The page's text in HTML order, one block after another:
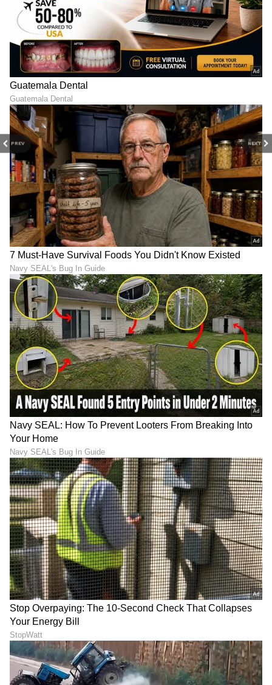
PREV NEXT
ABOUT THE AUTHOR
CA Contributor Asianet
ರೋಹಿತ್ ಶರ್ಮಾ ಶುಭಮನ್ ಗಿಲ್ ವಿರಾಟ್ ಕೊಹ್ಲಿ ಕ್ರಿಕೆಟ್ ಭಾರತ
ಕ್ರಿಕೆಟ್ ಮತ್ತು ಕ್ರೀಡಾ ಜಗತ್ತಿನ (Sports News in
Kannada) ಕ್ಷಣಕ್ಷಣದ ಕನ್ನಡ ಸುದ್ದಿ ಅಪ್ಡೇಟ್‌ಗಳಿಗಾಗಿ
ಏಷ್ಯಾನೆಟ್ ಸುವರ್ಣ ನ್ಯೂಸ್‌ ಫಾಲೋ ಮಾಡಿ.IPL
Liveಸೇರಿದಂತೆ ಟೀಂ ಇಂಡಿಯಾದ ಬ್ರೇಕಿಂಗ್ ಸುದ್ದಿ
(Cricket News in Kannada), ವಿಶೇಷ ವರದಿಗಳು
ಮತ್ತು ನೇರ ಪ್ರಸಾರಗಳೊಂದಿಗೆ ಸಂಪೂರ್ಣ ಮಾಹಿತಿ
ನಿಮ್ಮ ಒಂದೇ ಕ್ಲಿಕ್‌ನಲ್ಲಿ ಲಭ್ಯ. ಏಷ್ಯಾನೆಟ್ ಸುವರ್ಣ
ನ್ಯೂಸ್ ಅಧಿಕೃತ ಆ್ಯಪ್ ಡೌನ್‌ಲೋಡ್ ಮಾಡಿ ಹಾಗೂ
ಎಲ್ಲಾ ಅಪ್‌ಡೇಟ್ ಗಳನ್ನು ಪಡೆಯಿರಿ.
DOWNLOAD APP
RECOMMENDED STORIES